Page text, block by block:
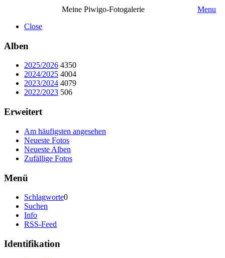
Meine Piwigo-Fotogalerie
Menu
Close
Alben
2025/2026 4350
2024/2025 4004
2023/2024 4079
2022/2023 506
Erweitert
Am häufigsten angesehen
Neueste Fotos
Neueste Alben
Zufällige Fotos
Menü
Schlagworte0
Suchen
Info
RSS-Feed
Identifikation